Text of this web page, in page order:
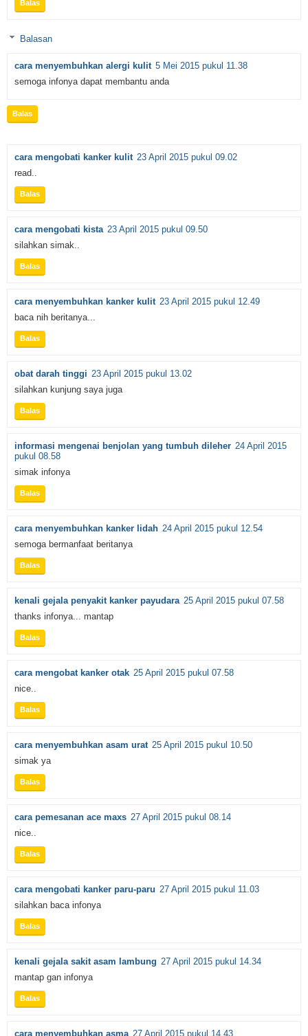
Balas
Balasan
cara menyembuhkan alergi kulit 5 Mei 2015 pukul 11.38
semoga infonya dapat membantu anda
Balas
cara mengobati kanker kulit 23 April 2015 pukul 09.02
read..
Balas
cara mengobati kista 23 April 2015 pukul 09.50
silahkan simak..
Balas
cara menyembuhkan kanker kulit 23 April 2015 pukul 12.49
baca nih beritanya...
Balas
obat darah tinggi 23 April 2015 pukul 13.02
silahkan kunjung saya juga
Balas
informasi mengenai benjolan yang tumbuh dileher 24 April 2015
pukul 08.58
simak infonya
Balas
cara menyembuhkan kanker lidah 24 April 2015 pukul 12.54
semoga bermanfaat beritanya
Balas
kenali gejala penyakit kanker payudara 25 April 2015 pukul 07.58
thanks infonya... mantap
Balas
cara mengobat kanker otak 25 April 2015 pukul 07.58
nice..
Balas
cara menyembuhkan asam urat 25 April 2015 pukul 10.50
simak ya
Balas
cara pemesanan ace maxs 27 April 2015 pukul 08.14
nice..
Balas
cara mengobati kanker paru-paru 27 April 2015 pukul 11.03
silahkan baca infonya
Balas
kenali gejala sakit asam lambung 27 April 2015 pukul 14.34
mantap gan infonya
Balas
cara menyembuhkan asma 27 April 2015 pukul 14.43